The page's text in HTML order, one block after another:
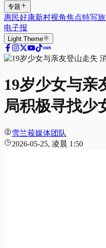
专题
惠民好康新村视角焦点特写
电子报
Light Theme
19岁少女与亲
局积极寻找少
雪兰莪媒体团队
2026-05-25, 凌晨 1:50